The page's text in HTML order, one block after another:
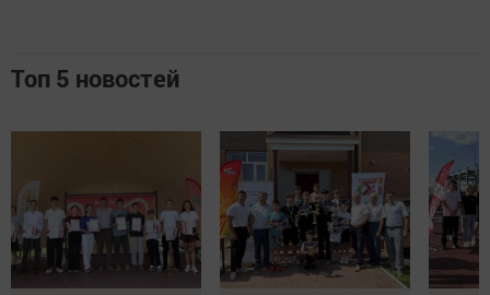
Топ 5 новостей